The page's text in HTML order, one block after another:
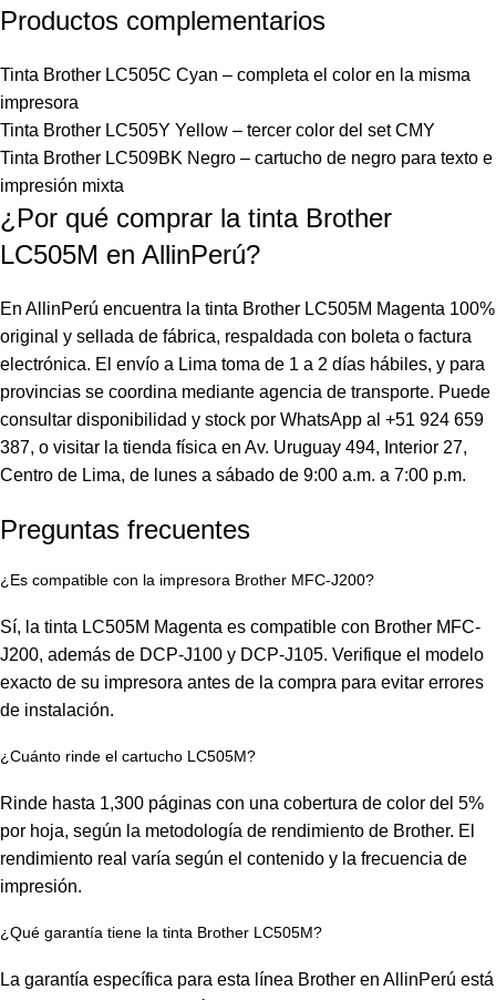
Productos complementarios
Tinta Brother LC505C Cyan – completa el color en la misma
impresora
Tinta Brother LC505Y Yellow – tercer color del set CMY
Tinta Brother LC509BK Negro – cartucho de negro para texto e
impresión mixta
¿Por qué comprar la tinta Brother
LC505M en AllinPerú?
En AllinPerú encuentra la tinta Brother LC505M Magenta 100%
original y sellada de fábrica, respaldada con boleta o factura
electrónica. El envío a Lima toma de 1 a 2 días hábiles, y para
provincias se coordina mediante agencia de transporte. Puede
consultar disponibilidad y stock por WhatsApp al +51 924 659
387, o visitar la tienda física en Av. Uruguay 494, Interior 27,
Centro de Lima, de lunes a sábado de 9:00 a.m. a 7:00 p.m.
Preguntas frecuentes
¿Es compatible con la impresora Brother MFC-J200?
Sí, la tinta LC505M Magenta es compatible con Brother MFC-
J200, además de DCP-J100 y DCP-J105. Verifique el modelo
exacto de su impresora antes de la compra para evitar errores
de instalación.
¿Cuánto rinde el cartucho LC505M?
Rinde hasta 1,300 páginas con una cobertura de color del 5%
por hoja, según la metodología de rendimiento de Brother. El
rendimiento real varía según el contenido y la frecuencia de
impresión.
¿Qué garantía tiene la tinta Brother LC505M?
La garantía específica para esta línea Brother en AllinPerú está